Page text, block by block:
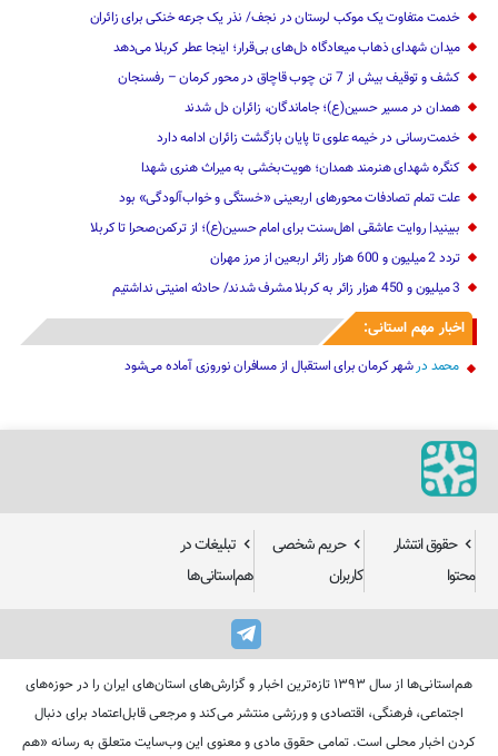
خدمت متفاوت یک موکب لرستان در نجف/ نذر یک جرعه خنکی برای زائران
میدان شهدای ذهاب میعادگاه دل‌های بی‌قرار؛ اینجا عطر کربلا می‌دهد
کشف و توقیف بیش از 7 تن چوب قاچاق در محور کرمان – رفسنجان
همدان در مسیر حسین(ع)؛ جاماندگان، زائران دل شدند
خدمت‌رسانی در خیمه علوی تا پایان بازگشت زائران ادامه دارد
کنگره شهدای هنرمند همدان؛ هویت‌بخشی به میراث هنری شهدا
علت تمام‌ تصادفات محورهای اربعینی‌ «خستگی و خواب‌آلودگی» ‌بود
ببینید| روایت عاشقی اهل‌سنت برای امام حسین(ع)؛ از ترکمن‌صحرا تا کربلا
تردد 2 میلیون و 600 هزار زائر اربعین از مرز مهران‌‌
3 میلیون و 450 هزار ‌زائر به کربلا مشرف شد‌ند/‌ حادثه امنیتی نداشتیم
اخبار مهم استانی:
محمد درشهر کرمان برای استقبال از مسافران نوروزی آماده می‌شود
حقوق انتشار
محتوا
حریم شخصی
کاربران
تبلیغات در
هم‌استانی‌ها
هم‌استانی‌ها از سال ۱۳۹۳ تازه‌ترین اخبار و گزارش‌های استان‌های ایران را در حوزه‌های
اجتماعی، فرهنگی، اقتصادی و ورزشی منتشر می‌کند و مرجعی قابل‌اعتماد برای دنبال
کردن اخبار محلی است. تمامی حقوق مادی و معنوی این وب‌سایت متعلق به رسانه «هم